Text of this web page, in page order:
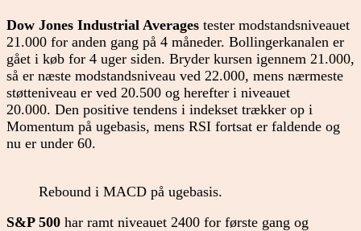
Dow Jones Industrial Averages tester modstandsniveauet
21.000 for anden gang på 4 måneder. Bollingerkanalen er
gået i køb for 4 uger siden. Bryder kursen igennem 21.000,
så er næste modstandsniveau ved 22.000, mens nærmeste
støtteniveau er ved 20.500 og herefter i niveauet
20.000. Den positive tendens i indekset trækker op i
Momentum på ugebasis, mens RSI fortsat er faldende og
nu er under 60.
Rebound i MACD på ugebasis.
S&P 500 har ramt niveauet 2400 for første gang og